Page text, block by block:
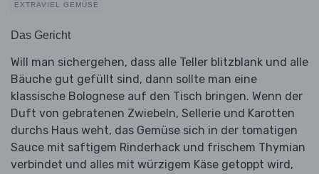
EXTRAVIEL GEMÜSE
Das Gericht
Will man sichergehen, dass alle Teller blitzblank und alle
Bäuche gut gefüllt sind, dann sollte man eine
klassische Bolognese auf den Tisch bringen. Wenn der
Duft von gebratenen Zwiebeln, Sellerie und Karotten
durchs Haus weht, das Gemüse sich in der tomatigen
Sauce mit saftigem Rinderhack und frischem Thymian
verbindet und alles mit würzigem Käse getoppt wird,